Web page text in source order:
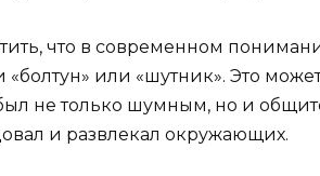
что в современном
«болтун» или «шутник». Это
не только шумным, но и
и развлекал окружающих.